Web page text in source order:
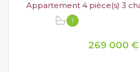
1
269 000 €